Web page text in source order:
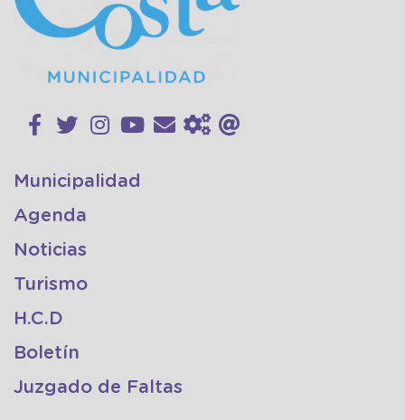
Municipalidad
Agenda
Noticias
Turismo
H.C.D
Boletín
Juzgado de Faltas